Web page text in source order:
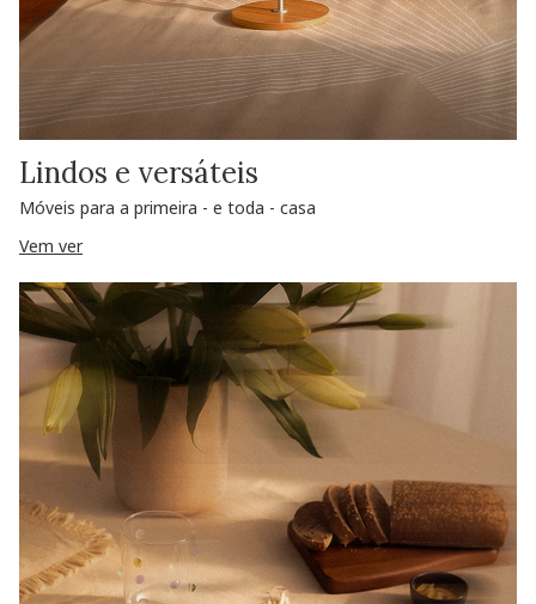
Lindos e versáteis
Móveis para a primeira - e toda - casa
Vem ver